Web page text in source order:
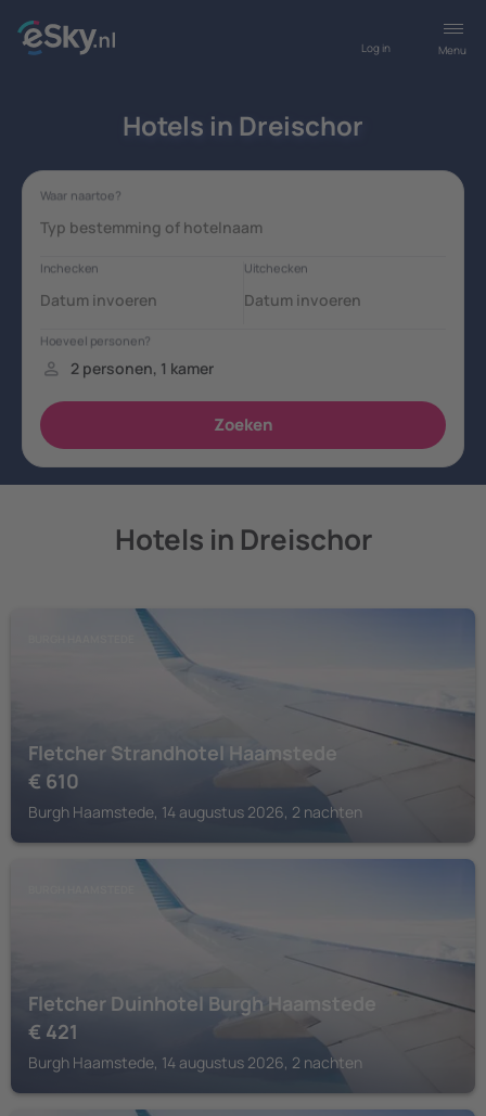
Menu
Log in
Hotels in Dreischor
Hotels in Dreischor
Fletcher Strandhotel Haamstede
€ 610
Burgh Haamstede, 14 augustus 2026, 2 nachten
Fletcher Duinhotel Burgh Haamstede
€ 421
Burgh Haamstede, 14 augustus 2026, 2 nachten